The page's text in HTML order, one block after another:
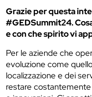
Grazie per questa
#GEDSummit24.
e con che spirito vi
Per le aziende che
evoluzione come
localizzazione e dei
restare